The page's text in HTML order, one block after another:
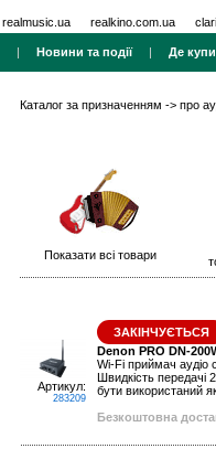
realmusic.ua realkino.com.ua
| Новини та події| Де
Каталог за призначенням -> про
Показати всі товари
Артикул:
283209
ЗАКІНЧУЄТЬСЯ
Denon PRO DN-
Wi-Fi приймач аудіо
Швидкість передачі
бути використаний
Безкоштовна